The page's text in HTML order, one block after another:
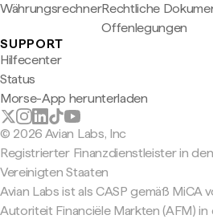
WährungsrechnerRechtliche
Offenlegungen
SUPPORT
Hilfecenter
Status
Morse-App herunterladen
© 2026 Avian Labs, Inc
Registrierter Finanzdienstleister in den
Vereinigten Staaten
Avian Labs ist als CASP gemäß MiCA
Autoriteit Financiële Markten (AFM) in